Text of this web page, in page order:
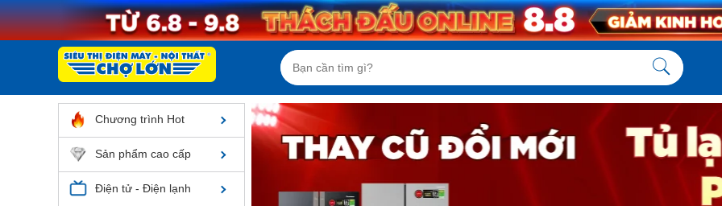
Chương trình Hot
Sản phẩm cao cấp
Điện tử - Điện lạnh